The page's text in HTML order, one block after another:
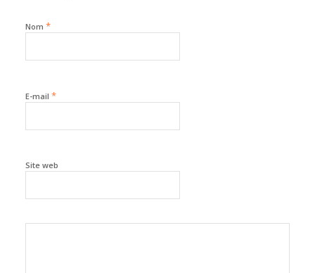
Nom *
E-mail *
Site web